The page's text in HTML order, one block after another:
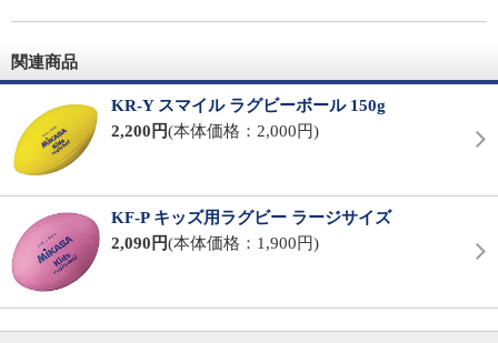
関連商品
KR-Y スマイル ラグビーボール 150g
2,200円(本体価格：2,000円)
KF-P キッズ用ラグビー ラージサイズ
2,090円(本体価格：1,900円)